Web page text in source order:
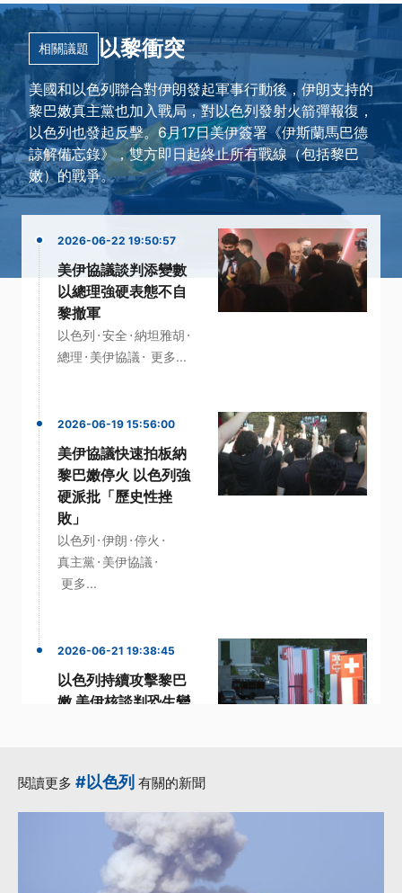
相關議題 以黎衝突
美國和以色列聯合對伊朗發起軍事行動後，伊朗支持的
黎巴嫩真主黨也加入戰局，對以色列發射火箭彈報復，
以色列也發起反擊。6月17日美伊簽署《伊斯蘭馬巴德
諒解備忘錄》，雙方即日起終止所有戰線（包括黎巴
嫩）的戰爭。
2026-06-22 19:50:57
美伊協議談判添變數
以總理強硬表態不自
黎撤軍
以色列 ·安全 ·納坦雅胡 ·
總理 · 美伊協議 · 更多...
2026-06-19 15:56:00
美伊協議快速拍板納
黎巴嫩停火 以色列強
硬派批「歷史性挫
敗」
以色列 ·伊朗 ·停火 ·
真主黨 · 美伊協議 ·
更多...
2026-06-21 19:38:45
以色列持續攻擊黎巴
嫩 美伊核談判恐生變
更多...
閱讀更多 #以色列 有關的新聞